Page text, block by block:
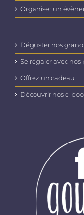
Organiser un
Déguster nos
Se régaler avec nos
Offrez un cadeau
Découvrir nos e-